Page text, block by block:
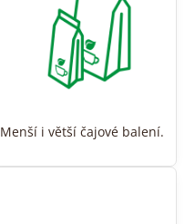
Menší i větší čajové balení.